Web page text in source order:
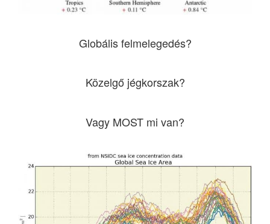
Globális felmelegedés?
Közelgő jégkorszak?
Vagy MOST mi van?